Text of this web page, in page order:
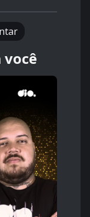
você